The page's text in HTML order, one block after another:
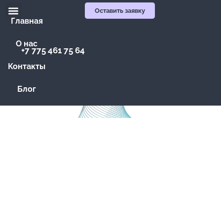
Главная
О нас
Контакты
Блог
+7 775 461 75 64
Оставить заявку